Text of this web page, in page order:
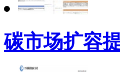
碳市场扩容